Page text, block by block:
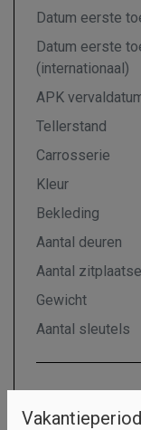
Datum eerste
Datum eerste
(internationaal)
APK
Tellerstand
Carrosserie
Kleur
Bekleding
Aantal deuren
Aantal
Gewicht
Aantal sleutels